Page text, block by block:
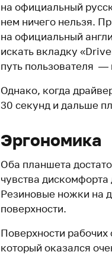
на официальный
нем ничего нельзя.
на официальный
искать вкладку
путь пользователя
Однако, когда
30 секунд и дальше
Эргономика
Оба планшета
чувства
Резиновые ножки на
поверхности.
Поверхности
который оказался